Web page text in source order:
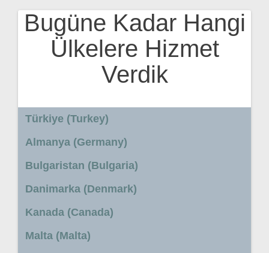
Bugüne Kadar Hangi
Ülkelere Hizmet
Verdik
Türkiye (Turkey)
Almanya (Germany)
Bulgaristan (Bulgaria)
Danimarka (Denmark)
Kanada (Canada)
Malta (Malta)